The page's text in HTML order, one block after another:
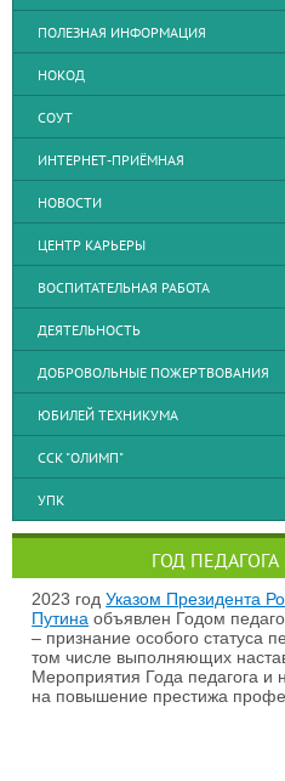
ПОЛЕЗНАЯ ИНФОРМАЦИЯ
НОКОД
СОУТ
ИНТЕРНЕТ-ПРИЁМНАЯ
НОВОСТИ
ЦЕНТР КАРЬЕРЫ
ВОСПИТАТЕЛЬНАЯ РАБОТА
ДЕЯТЕЛЬНОСТЬ
ДОБРОВОЛЬНЫЕ ПОЖЕРТВОВАНИЯ
ЮБИЛЕЙ ТЕХНИКУМА
ССК "ОЛИМП"
УПК
ГОД
2023 годУказом Президента
Путина объявлен Годом
– признание особого статуса
том числе выполняющих
Мероприятия Года педагога и
на повышение престижа